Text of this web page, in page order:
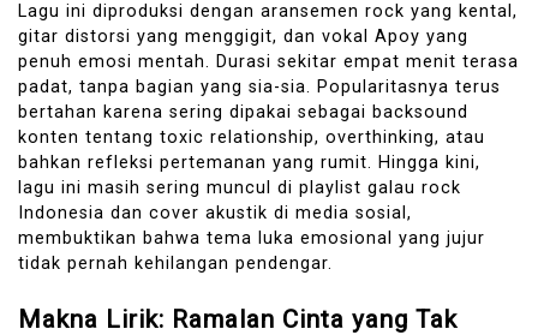
Lagu ini diproduksi dengan aransemen rock yang kental,
gitar distorsi yang menggigit, dan vokal Apoy yang
penuh emosi mentah. Durasi sekitar empat menit terasa
padat, tanpa bagian yang sia-sia. Popularitasnya terus
bertahan karena sering dipakai sebagai backsound
konten tentang toxic relationship, overthinking, atau
bahkan refleksi pertemanan yang rumit. Hingga kini,
lagu ini masih sering muncul di playlist galau rock
Indonesia dan cover akustik di media sosial,
membuktikan bahwa tema luka emosional yang jujur
tidak pernah kehilangan pendengar.
Makna Lirik: Ramalan Cinta yang Tak